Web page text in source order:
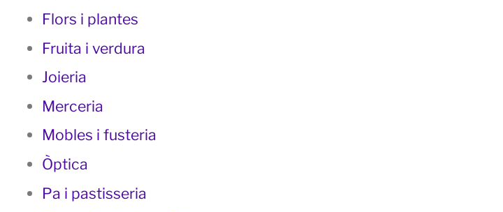
Flors i plantes
Fruita i verdura
Joieria
Merceria
Mobles i fusteria
Òptica
Pa i pastisseria